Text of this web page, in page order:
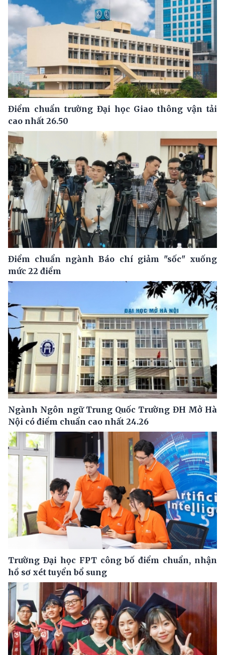
Điểm chuẩn trường Đại học Giao thông vận tải
cao nhất 26.50
Điểm chuẩn ngành Báo chí giảm "sốc" xuống
mức 22 điểm
Ngành Ngôn ngữ Trung Quốc Trường ĐH Mở Hà
Nội có điểm chuẩn cao nhất 24.26
Trường Đại học FPT công bố điểm chuẩn, nhận
hồ sơ xét tuyển bổ sung